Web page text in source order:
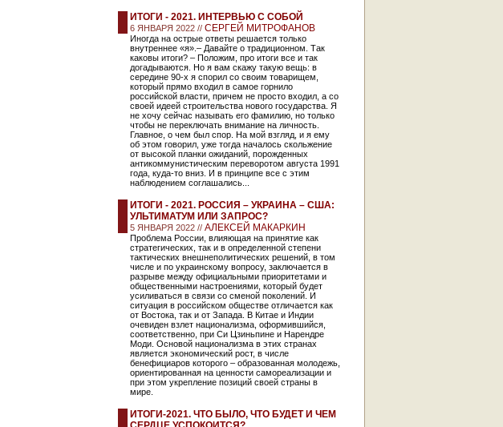
ИТОГИ - 2021. ИНТЕРВЬЮ С СОБОЙ
6 ЯНВАРЯ 2022 // СЕРГЕЙ МИТРОФАНОВ
Иногда на острые ответы решается только
внутреннее «я».– Давайте о традиционном. Так
каковы итоги? – Положим, про итоги все и так
догадываются. Но я вам скажу такую вещь: в
середине 90-х я спорил со своим товарищем,
который прямо входил в самое горнило
российской власти, причем не просто входил, а со
своей идеей строительства нового государства. Я
не хочу сейчас называть его фамилию, но только
чтобы не переключать внимание на личность.
Главное, о чем был спор. На мой взгляд, и я ему
об этом говорил, уже тогда началось скольжение
от высокой планки ожиданий, порожденных
антикоммунистическим переворотом августа 1991
года, куда-то вниз. И в принципе все с этим
наблюдением соглашались...
ИТОГИ - 2021. РОССИЯ – УКРАИНА – США:
УЛЬТИМАТУМ ИЛИ ЗАПРОС?
5 ЯНВАРЯ 2022 // АЛЕКСЕЙ МАКАРКИН
Проблема России, влияющая на принятие как
стратегических, так и в определенной степени
тактических внешнеполитических решений, в том
числе и по украинскому вопросу, заключается в
разрыве между официальными приоритетами и
общественными настроениями, который будет
усиливаться в связи со сменой поколений. И
ситуация в российском обществе отличается как
от Востока, так и от Запада. В Китае и Индии
очевиден взлет национализма, оформившийся,
соответственно, при Си Цзиньпине и Нарендре
Моди. Основой национализма в этих странах
является экономический рост, в числе
бенефициаров которого – образованная молодежь,
ориентированная на ценности самореализации и
при этом укрепление позиций своей страны в
мире.
ИТОГИ-2021. ЧТО БЫЛО, ЧТО БУДЕТ И ЧЕМ